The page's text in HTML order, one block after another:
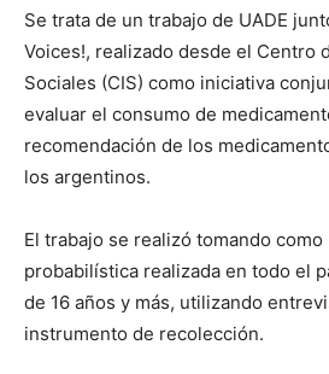
Se trata de un trabajo de UADE
Voices!, realizado desde el Centro
Sociales (CIS) como iniciativa
evaluar el consumo de
recomendación de los
los argentinos.
El trabajo se realizó tomando
probabilística realizada en todo el
de 16 años y más, utilizando
instrumento de recolección.